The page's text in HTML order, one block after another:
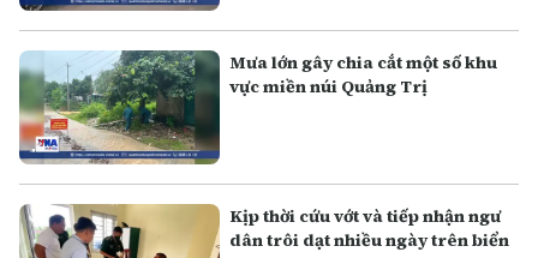
Mưa lớn gây chia cắt một số khu
vực miền núi Quảng Trị
Kịp thời cứu vớt và tiếp nhận ngư
dân trôi dạt nhiều ngày trên biển